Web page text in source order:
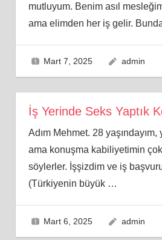
mutluyum. Benim asıl
ama elimden her iş gelir.
Mart 7, 2025 admin
İş Yerinde Seks Yaptık
Adım Mehmet. 28 yaşındayım,
ama konuşma kabiliyetimin
söylerler. İşşizdim ve iş
(Türkiyenin büyük …
Mart 6, 2025 admin